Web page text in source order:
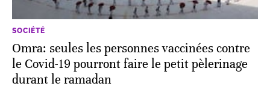
SOCIÉTÉ
Omra: seules les personnes vaccinées contre
le Covid-19 pourront faire le petit pèlerinage
durant le ramadan